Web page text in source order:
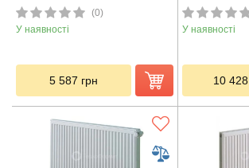
(0)
У наявності
5 587 грн
У наявності
10 428